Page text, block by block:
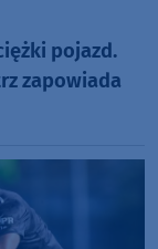
pojazd.
zapowiada